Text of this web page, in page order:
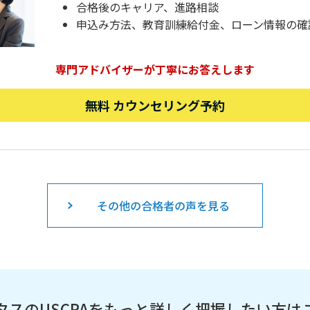
合格後のキャリア、進路相談
申込み方法、教育訓練給付金、ローン情報の
専門アドバイザーが丁寧にお答えします
無料 カウンセリング予約
その他の合格者の声を見る